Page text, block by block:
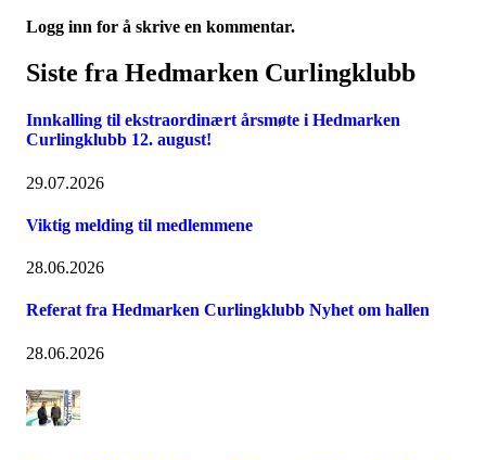
Logg inn for å skrive en kommentar.
Siste fra Hedmarken Curlingklubb
Innkalling til ekstraordinært årsmøte i Hedmarken
Curlingklubb 12. august!
29.07.2026
Viktig melding til medlemmene
28.06.2026
Referat fra Hedmarken Curlingklubb Nyhet om hallen
28.06.2026